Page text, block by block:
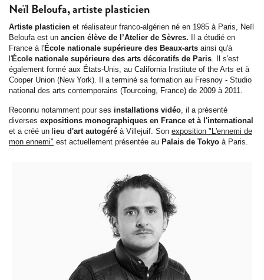
Neïl Beloufa, artiste plasticien
Artiste plasticien et réalisateur franco-algérien né en 1985 à Paris, Neïl
Beloufa est un ancien élève de l’Atelier de Sèvres. Il a étudié en
France à l'École nationale supérieure des Beaux-arts ainsi qu'à
l'École nationale supérieure des arts décoratifs de Paris. Il s'est
également formé aux États-Unis, au California Institute of the Arts et à
Cooper Union (New York). Il a terminé sa formation au Fresnoy - Studio
national des arts contemporains (Tourcoing, France) de 2009 à 2011.
Reconnu notamment pour ses installations vidéo, il a présenté
diverses expositions monographiques en France et à l'international
et a créé un l ieu d'art autogéré à Villejuif. Son exposition "L'ennemi de
mon ennemi" est actuellement présentée au Palais de Tokyo à Paris.